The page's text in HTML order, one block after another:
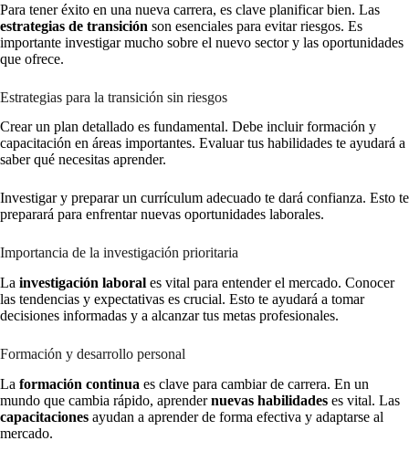
Para tener éxito en una nueva carrera, es clave planificar bien. Las
estrategias de transición son esenciales para evitar riesgos. Es
importante investigar mucho sobre el nuevo sector y las oportunidades
que ofrece.
Estrategias para la transición sin riesgos
Crear un plan detallado es fundamental. Debe incluir formación y
capacitación en áreas importantes. Evaluar tus habilidades te ayudará a
saber qué necesitas aprender.
Investigar y preparar un currículum adecuado te dará confianza. Esto te
preparará para enfrentar nuevas oportunidades laborales.
Importancia de la investigación prioritaria
La investigación laboral es vital para entender el mercado. Conocer
las tendencias y expectativas es crucial. Esto te ayudará a tomar
decisiones informadas y a alcanzar tus metas profesionales.
Formación y desarrollo personal
La formación continua es clave para cambiar de carrera. En un
mundo que cambia rápido, aprendernuevas habilidades es vital. Las
capacitaciones ayudan a aprender de forma efectiva y adaptarse al
mercado.